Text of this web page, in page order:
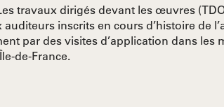
travaux dirigés devant les œuvres
inscrits en cours d’histoire de
par des visites d’application dans les
de-France.